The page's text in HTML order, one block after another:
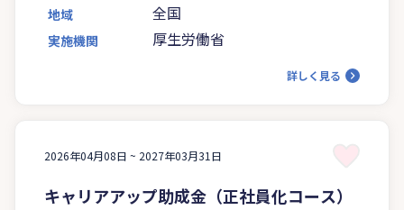
地域 全国
実施機関 厚生労働省
詳しく見る
2026年04月08日 ~ 2027年03月31日
キャリアアップ助成金（正社員化コース）